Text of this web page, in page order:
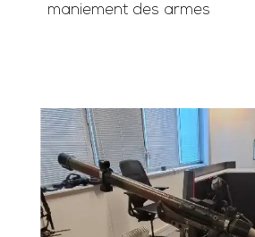
maniement des armes